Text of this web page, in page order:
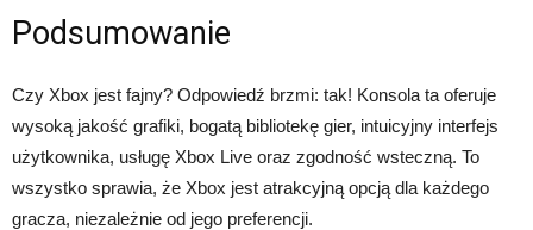
Podsumowanie
Czy Xbox jest fajny? Odpowiedź brzmi: tak! Konsola ta oferuje
wysoką jakość grafiki, bogatą bibliotekę gier, intuicyjny interfejs
użytkownika, usługę Xbox Live oraz zgodność wsteczną. To
wszystko sprawia, że Xbox jest atrakcyjną opcją dla każdego
gracza, niezależnie od jego preferencji.